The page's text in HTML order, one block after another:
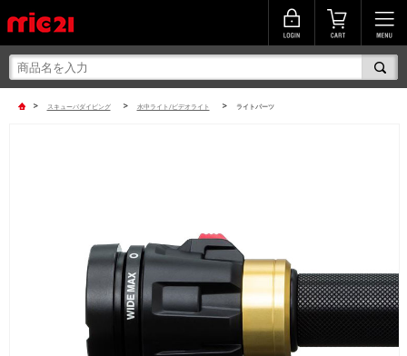
> スキューバダイビング > 水中ライト/ビデオライト > ライトパーツ